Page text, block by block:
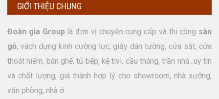
GIỚI THIỆU CHUNG
Đoàn gia Group là đơn vị chuyên cung cấp và thi công sàn
gỗ, vách dựng kính cường lực, giấy dán tường, cửa sắt, cửa
thoát hiểm, bàn ghế, tủ bếp, kệ tivi, cầu tháng, trần nhà...uy tín
và chất lượng, giá thành hợp lý cho showroom, nhà xưởng,
văn phòng, nhà ở.